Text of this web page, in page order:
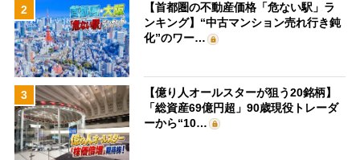
2
【首都圏の不動産価格「危ない駅」ラ
ンキング】“中古マンション売れ行き鈍
化”のワー…
3
【億り人オールスターが狙う20銘柄】
「総資産69億円超」90歳現役トレーダ
ーから“10…